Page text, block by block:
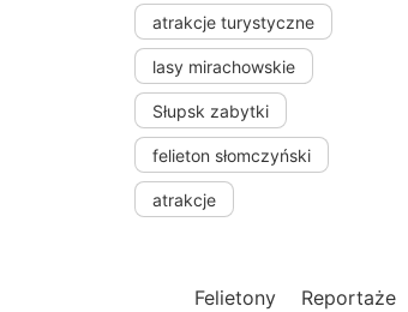
atrakcje turystyczne
lasy mirachowskie
Słupsk zabytki
felieton słomczyński
atrakcje
Felietony Reportaże